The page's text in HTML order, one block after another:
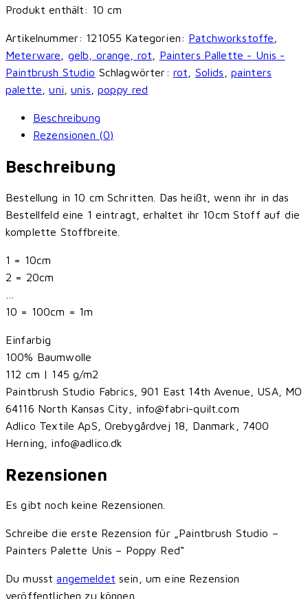
Painters
Unis
-
Poppy
Red
Menge
Produkt enthält: 10 cm
Artikelnummer: 121055 Kategorien: Patchworkstoffe
Meterware
gelb, orange, rot
Painters Pallette - Unis -
Paintbrush Studio Schlagwörter: rot Solids
painters
palette ,uni ,unis ,poppy red
Beschreibung
Rezensionen (0)
Beschreibung
Bestellung in 10 cm Schritten. Das heißt, wenn ihr in das
Bestellfeld eine 1 eintragt, erhaltet ihr 10cm Stoff auf die
komplette Stoffbreite.
1 = 10cm
2 = 20cm
10 = 100cm = 1m
Einfarbig
100% Baumwolle
112 cm | 145 g/m2
Paintbrush Studio Fabrics, 901 East 14th Avenue, USA, MO
64116 North Kansas City, info@fabri-quilt.com
Adlico Textile ApS, Orebygårdvej 18, Danmark, 7400
Herning, info@adlico.dk
Rezensionen
Es gibt noch keine Rezensionen.
Schreibe die erste Rezension für „Paintbrush Studio –
Painters Palette Unis – Poppy Red“
Du musstangemeldet sein, um eine Rezension
veröffentlichen zu können.